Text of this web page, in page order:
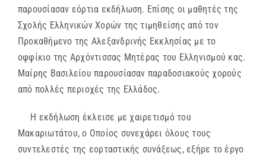
παρουσίασαν εόρτια εκδήλωση. Επίσης οι μαθητές της
Σχολής Ελληνικών Χορών της τιμηθείσης από τον
Προκαθήμενο της Αλεξανδρινής Εκκλησίας με το
οφφίκιο της Αρχόντισσας Μητέρας του Ελληνισμού κας.
Μαίρης Βασιλείου παρουσίασαν παραδοσιακούς χορούς
από πολλές περιοχές της Ελλάδος.
Η εκδήλωση έκλεισε με χαιρετισμό του
Μακαριωτάτου, ο Οποίος συνεχάρει όλους τους
συντελεστές της εορταστικής συνάξεως, εξήρε το έργο